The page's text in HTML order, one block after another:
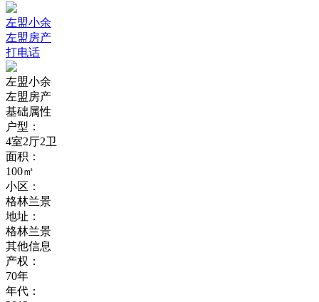
左盟小余
左盟房产
打电话
左盟小余
左盟房产
基础属性
户型：
4室2厅2卫
面积：
100㎡
小区：
格林兰景
地址：
格林兰景
其他信息
产权：
70年
年代：